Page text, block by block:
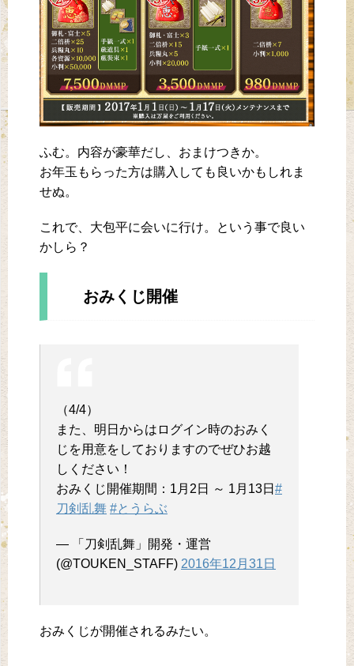
ふむ。内容が豪華だし、おまけつきか。
お年玉もらった方は購入しても良いかもしれま
せぬ。
これで、大包平に会いに行け。という事で良い
かしら？
おみくじ開催
（4/4）
また、明日からはログイン時のおみく
じを用意をしておりますのでぜひお越
しください！
おみくじ開催期間：1月2日 ～ 1月13日 #
刀剣乱舞 #とうらぶ
— 「刀剣乱舞」開発・運営
(@TOUKEN_STAFF) 2016年12月31日
おみくじが開催されるみたい。